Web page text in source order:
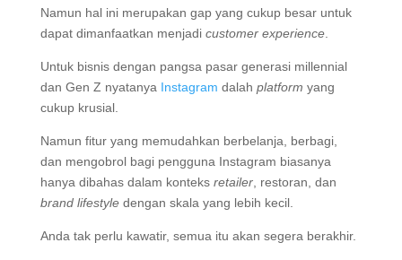
Namun hal ini merupakan gap yang cukup besar untuk
dapat dimanfaatkan menjadi customer experience.
Untuk bisnis dengan pangsa pasar generasi millennial
dan Gen Z nyatanya Instagram dalah platform yang
cukup krusial.
Namun fitur yang memudahkan berbelanja, berbagi,
dan mengobrol bagi pengguna Instagram biasanya
hanya dibahas dalam konteks retailer, restoran, dan
brand lifestyle dengan skala yang lebih kecil.
Anda tak perlu kawatir, semua itu akan segera berakhir.